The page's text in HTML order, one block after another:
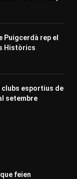
Puigcerdà rep el
Històrics
clubs esportius de
setembre
feien